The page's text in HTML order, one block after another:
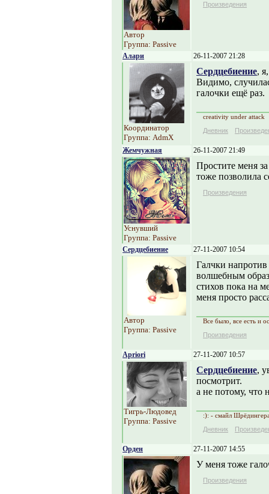
Автор
Группа: Passive
Произведения
Алари 26-11-2007 21:28
Координатор
Группа: AdmX
Сердцебиение,
Видимо,
галочки ещё раз.
creativity under attack
Дневник
Жемчужная 26-11-2007 21:49
Уснувший
Группа: Passive
Простите меня
тоже позволила
Произведения
Сердцебиение 27-11-2007 10:54
Автор
Группа: Passive
Галчки напротив
волшебным
стихов пока на
меня просто
Все было, все есть и
Произведения
Apriori 27-11-2007 10:57
Тигрь-Людовед
Группа: Passive
Сердцебиение,
посмотрит.
а не потому, что
:): - смайл
Дневник
Орден 27-11-2007 14:55
У меня тоже
Произведения